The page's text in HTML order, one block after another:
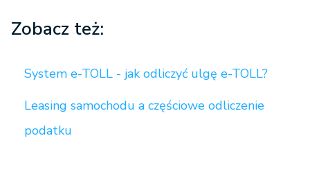
Zobacz też:
System e-TOLL - jak odliczyć ulgę e-TOLL?
Leasing samochodu a częściowe odliczenie
podatku